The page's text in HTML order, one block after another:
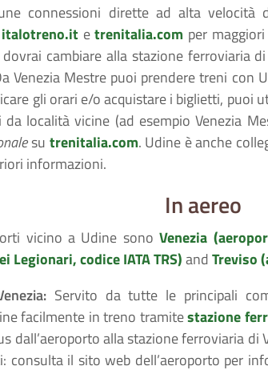
connessioni dirette ad alta
italotreno.it etrenitalia.com per
cambiare alla stazione ferroviaria
Venezia Mestre puoi prendere treni con
gli orari e/o acquistare i biglietti, puoi
località vicine (ad esempio Venezia
su trenitalia.com. Udine è anche
informazioni.
In aereo
vicino a Udine sonoVenezia
Legionari, codice IATA TRS)andTreviso
Servito da tutte le principali
facilmente in treno tramitestazione
dall’aeroporto alla stazione ferroviaria
consulta il sito web dell’aeroporto per